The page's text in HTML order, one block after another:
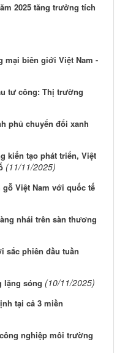
2025 tăng trưởng tích
mại biên giới Việt Nam -
tư công: Thị trường
phủ chuyển đổi xanh
kiến tạo phát triển, Việt
(11/11/2025)
gỗ Việt Nam với quốc tế
nhái trên sàn thương
sắc phiên đầu tuần
lặng sóng (10/11/2025)
tại cả 3 miền
nghiệp môi trường